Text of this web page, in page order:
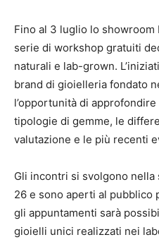
Fino al 3 luglio lo showroom
serie di workshop gratuiti
naturali e lab-grown.
brand di gioielleria fondato
l’opportunità di
tipologie di gemme, le
valutazione e le più recenti
Gli incontri si svolgono
26 e sono aperti al pubblico
gli appuntamenti sarà
gioielli unici realizzati nei